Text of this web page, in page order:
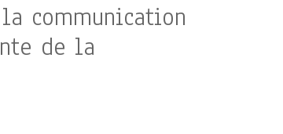
communication
de la